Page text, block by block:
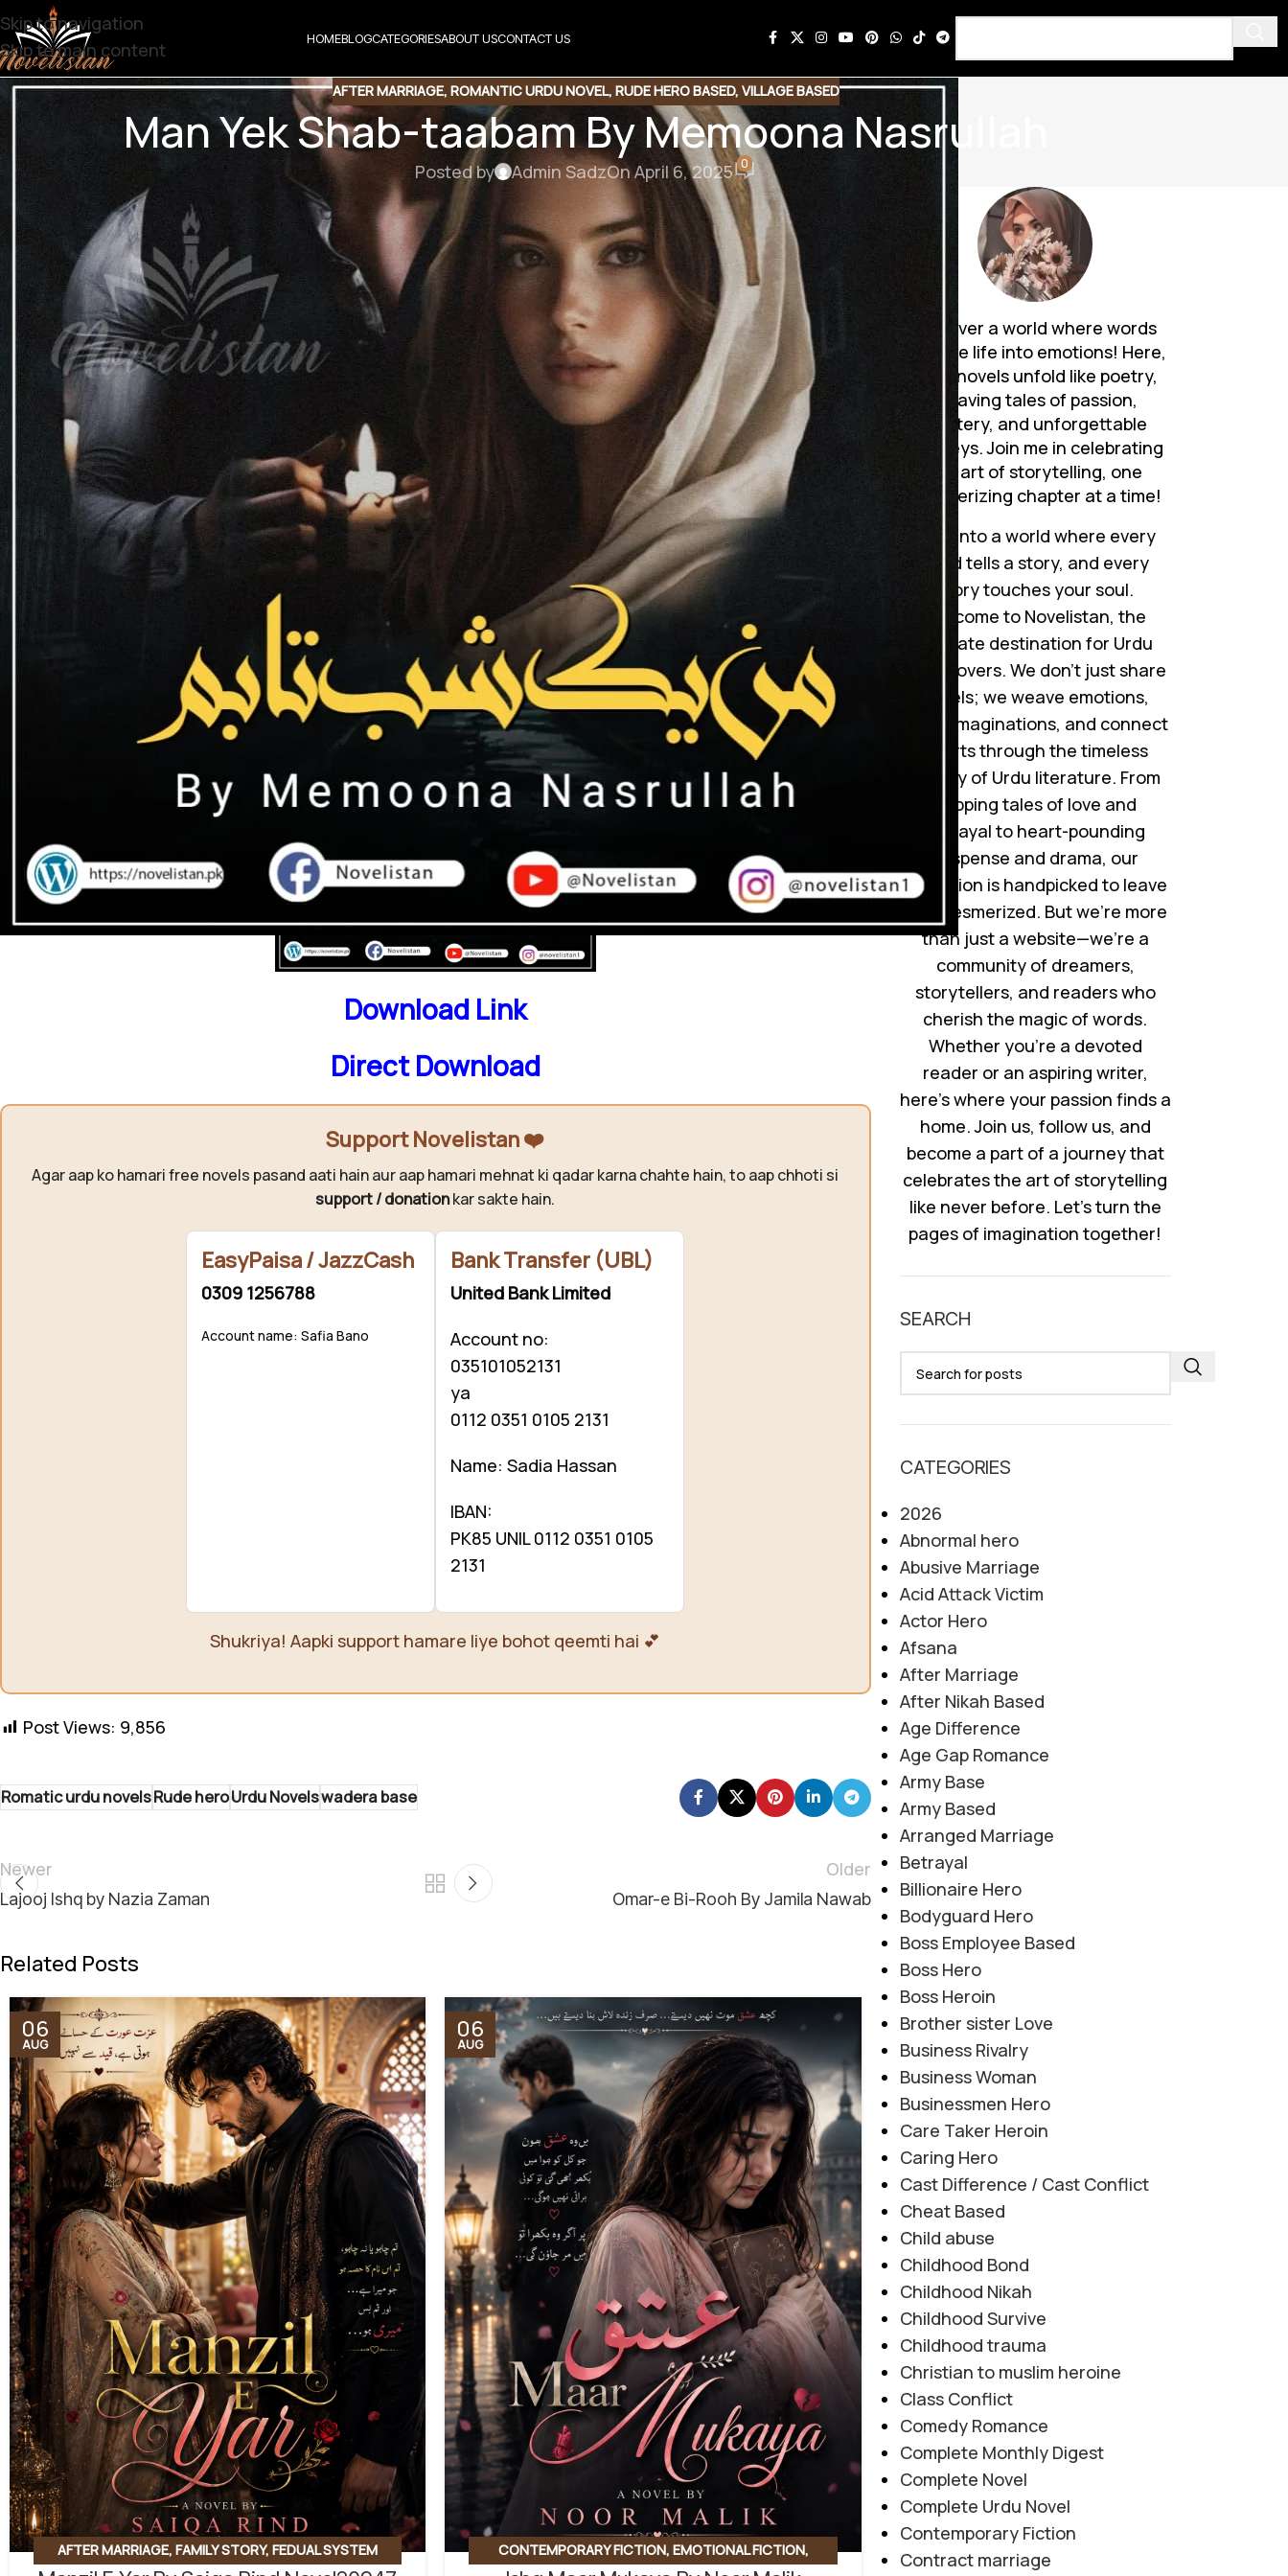
Skip to navigation
Skip to main content
HOMEBLOGCATEGORIESABOUT USCONTACT US
AFTER MARRIAGE, ROMANTIC URDU NOVEL, RUDE HERO BASED, VILLAGE BASED
Man Yek Shab-taabam By Memoona Nasrullah
Posted by Admin SadzOn April 6, 2025 0
Man Yek Shab-taabam By Memoona Nasrullah
Genre : Wadera Base | Rude Hero | Forced Marriage
مسٹر آپ کو کوئی غلط نہی ہوئی ہے۔ مجھے کسی نے نہیں بھیجا۔ نہ کسی کا مہرہ ہوں۔
وہاں سے گزرتے ہوئے آپکی باتیں سنیں تو میں نے سوچا انسانیت کے ناطے آپکی مدد کر دوں۔
اور بس۔” وہ بالکل ٹھنڈے لہجے میں بولی۔ ” کیا آپ بلوچ ہیں؟” چھوٹے بھائی نے خوشگوار لہجے میں پوچھا۔ ”
جی اس لیے تو آپکی گفتگو سمجھ آگئی تھی۔ “مریم کا اب اخلاق دکھانے کا کوئی ارادہ نہیں تھا
لیکن پھر بھی اسے نرمی سے جواب دے گئی تھی کہ نرم انداز میں بولنا
اسکی عادت تھی۔ حاشر ابھی بھی اسے بے اعتمادی سے دیکھ رہا تھا۔
میرا نام میر جاذب خان ہے۔ ” اس نے اپنا تعارف کروایا۔ ” میرا نام ۔۔ ابھی وہ بول ہی رہی تھی
کہ حاشر نے اسکی بات کاٹ دی۔ ” میں نے تو پہلے ہی کہا تھا کہ راہ و رسم بڑھانے کا طریقہ ہے
یہ۔ لیکن محترمہ ہمیں آپ کے بارے میں جاننے کا کوئی شوق نہیں ہے۔ ” مریم کو تو اسکے الفاظ وانداز نے آگ لگا دی۔
Download Link
Direct Download
Support Novelistan ❤️
Agar aap ko hamari free novels pasand aati hain aur aap hamari mehnat ki qadar karna chahte hain, to aap chhoti si
support / donationkar sakte hain.
EasyPaisa / JazzCash
0309 1256788
Account name: Safia Bano
Bank Transfer (UBL)
United Bank Limited
Account no:
035101052131
ya
0112 0351 0105 2131
Name: Sadia Hassan
IBAN:
PK85 UNIL 0112 0351 0105
2131
Shukriya! Aapki support hamare liye bohot qeemti hai 💕
Post Views: 9,856
Romatic urdu novelsRude heroUrdu Novelswadera base
Newer
Lajooj Ishq by Nazia Zaman
Older
Omar-e Bi-Rooh By Jamila Nawab
Related Posts
06
AUG
AFTER MARRIAGE,FAMILY STORY,FEDUAL SYSTEM
06
AUG
CONTEMPORARY FICTION, EMOTIONAL FICTION,
06
AUG
AFTER MARRIAGE
Discover a world where words
breathe life into emotions! Here,
Urdu novels unfold like poetry,
weaving tales of passion,
mystery, and unforgettable
journeys. Join me in celebrating
the art of storytelling, one
mesmerizing chapter at a time!
Step into a world where every
word tells a story, and every
story touches your soul.
Welcome to Novelistan, the
ultimate destination for Urdu
novel lovers. We don’t just share
novels; we weave emotions,
ignite imaginations, and connect
hearts through the timeless
beauty of Urdu literature. From
gripping tales of love and
betrayal to heart-pounding
suspense and drama, our
collection is handpicked to leave
you mesmerized. But we’re more
than just a website—we’re a
community of dreamers,
storytellers, and readers who
cherish the magic of words.
Whether you’re a devoted
reader or an aspiring writer,
here’s where your passion finds a
home. Join us, follow us, and
become a part of a journey that
celebrates the art of storytelling
like never before. Let’s turn the
pages of imagination together!
SEARCH
CATEGORIES
2026
Abnormal hero
Abusive Marriage
Acid Attack Victim
Actor Hero
Afsana
After Marriage
After Nikah Based
Age Difference
Age Gap Romance
Army Base
Army Based
Arranged Marriage
Betrayal
Billionaire Hero
Bodyguard Hero
Boss Employee Based
Boss Hero
Boss Heroin
Brother sister Love
Business Rivalry
Business Woman
Businessmen Hero
Care Taker Heroin
Caring Hero
Cast Difference / Cast Conflict
Cheat Based
Child abuse
Childhood Bond
Childhood Nikah
Childhood Survive
Childhood trauma
Christian to muslim heroine
Class Conflict
Comedy Romance
Complete Monthly Digest
Complete Novel
Complete Urdu Novel
Contemporary Fiction
Contract marriage